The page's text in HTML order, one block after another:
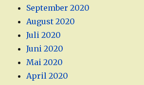
September 2020
August 2020
Juli 2020
Juni 2020
Mai 2020
April 2020